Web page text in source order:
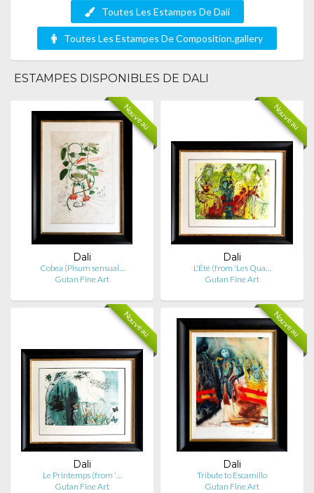
Toutes Les Estampes De Dali
Toutes Les Estampes De Composition.gallery
ESTAMPES DISPONIBLES DE DALI
Nouveau
Dali
Cobea (Pisum sensual…
Gutan Fine Art
Nouveau
Dali
L'Été (from 'Les Qua…
Gutan Fine Art
Nouveau
Dali
Le Printemps (from '…
Gutan Fine Art
Nouveau
Dali
Tribute to Escamillo
Gutan Fine Art